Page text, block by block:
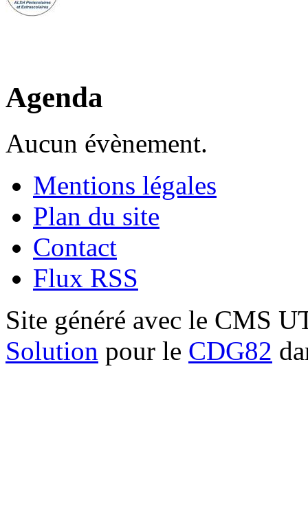
Agenda
Aucun évènement.
Mentions légales
Plan du site
Contact
Flux RSS
Site généré avec le CMS
Solution pour le CDG82